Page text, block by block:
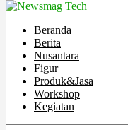
Beranda
Berita
Nusantara
Figur
Produk&Jasa
Workshop
Kegiatan